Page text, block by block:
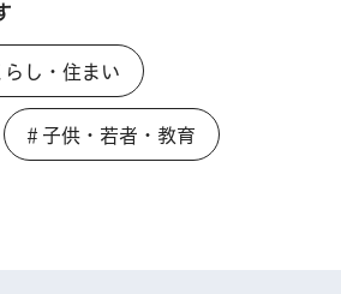
らし・住まい
＃子供・若者・教育